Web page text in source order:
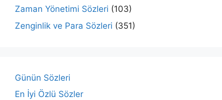
Zaman Yönetimi Sözleri (103)
Zenginlik ve Para Sözleri (351)
Günün Sözleri
En İyi Özlü Sözler